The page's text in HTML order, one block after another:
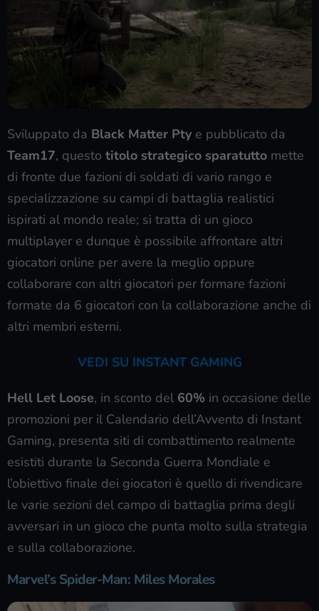
Sviluppato da Black Matter Pty e pubblicato da
Team17, questo titolo strategico sparatutto mette
di fronte due fazioni di soldati di vario rango e
specializzazione su campi di battaglia realistici
ispirati al mondo reale; si tratta di un gioco
multiplayer e dunque è possibile affrontare altri
giocatori online per avere la meglio oppure
collaborare con altri giocatori per formare fazioni
formate da 6 giocatori con la collaborazione anche di
altri membri esterni.
VEDI SU INSTANT GAMING
Hell Let Loose, in sconto del 60% in occasione delle
promozioni per il Calendario dell’Avvento di Instant
Gaming, presenta siti di combattimento realmente
esistiti durante la Seconda Guerra Mondiale e
l’obiettivo finale dei giocatori è quello di rivendicare
le varie sezioni del campo di battaglia prima degli
avversari in un gioco che punta molto sulla strategia
e sulla collaborazione.
Marvel’s Spider-Man: Miles Morales